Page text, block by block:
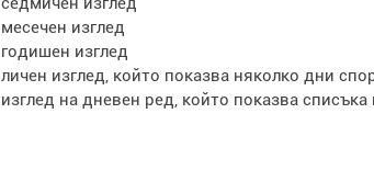
месечен изглед
годишен изглед
личен изглед, който показва няколко дни
изглед на дневен ред, който показва